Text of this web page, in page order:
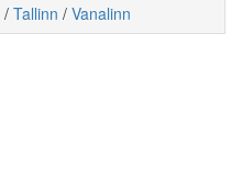
/ Tallinn / Vanalinn